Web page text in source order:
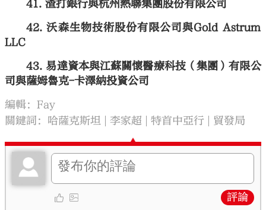
渣打銀行與杭州熱聯集團股份有限公司
沃森生物技術股份有限公司與Gold Astrum
LLC
易達資本與江蘇關懷醫療科技（集團）有限公
司與薩姆魯克-卡澤納投資公司
編輯：Fay
關鍵詞： 哈薩克斯坦 李家超 特首中亞行 貿發局
評論